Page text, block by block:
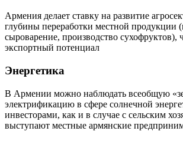
Армения делает ставку на развитие
глубины переработки местной продукции
сыроварение, производство сухофруктов),
экспортный потенциал
Энергетика
В Армении можно наблюдать всеобщую
электрификацию в сфере солнечной
инвесторами, как и в случае с сельским
выступают местные армянские